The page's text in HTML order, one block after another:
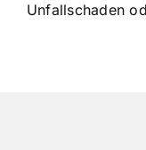
Unfallschaden